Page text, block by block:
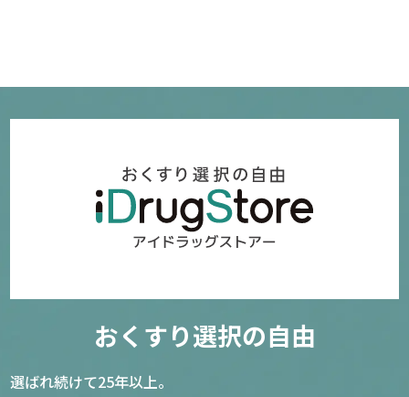
おくすり選択の自由
選ばれ続けて25年以上。